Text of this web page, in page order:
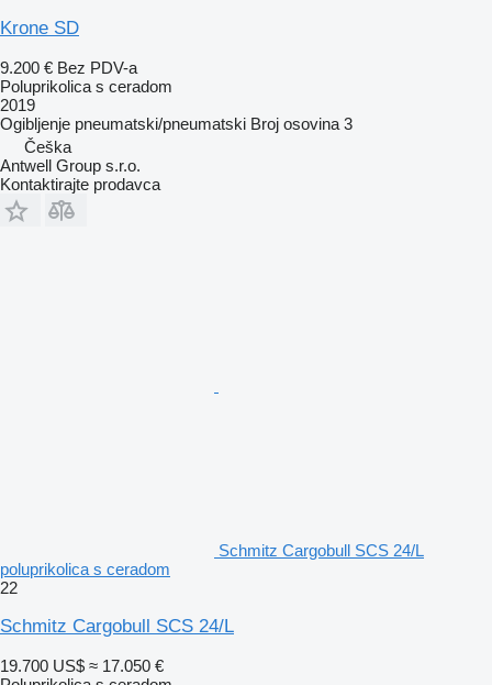
Krone SD
9.200 € Bez PDV-a
Poluprikolica s ceradom
2019
Ogibljenje pneumatski/pneumatski Broj osovina 3
Češka
Antwell Group s.r.o.
Kontaktirajte prodavca
Schmitz Cargobull SCS 24/L
poluprikolica s ceradom
22
Schmitz Cargobull SCS 24/L
19.700 US$ ≈ 17.050 €